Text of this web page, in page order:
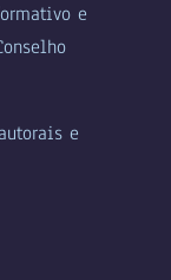
e
e